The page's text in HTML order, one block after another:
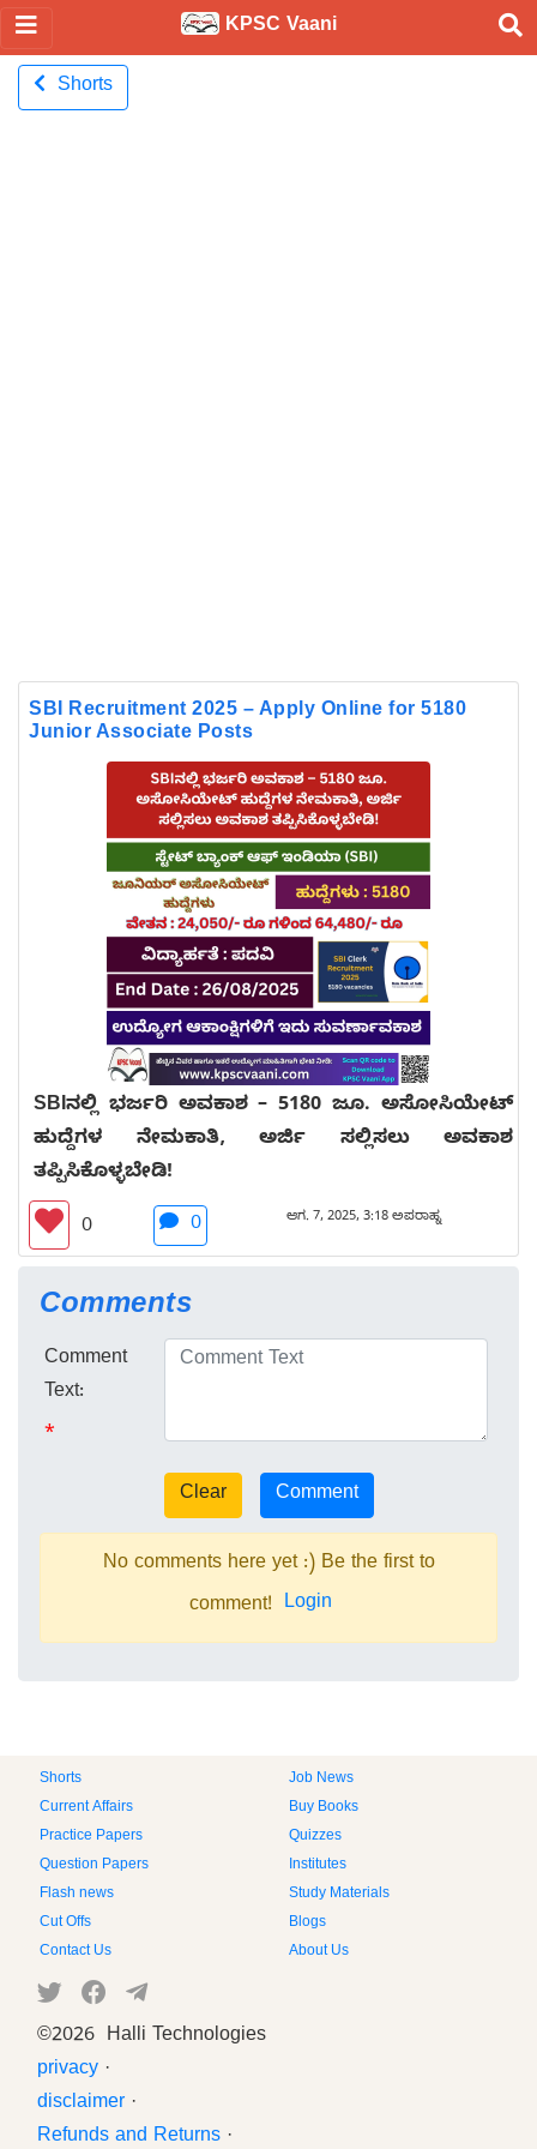
KPSC Vaani
Shorts
SBI Recruitment 2025 – Apply Online for 5180
Junior Associate Posts
SBIನಲ್ಲಿ ಭರ್ಜರಿ ಅವಕಾಶ – 5180 ಜೂ. ಅಸೋಸಿಯೇಟ್
ಹುದ್ದೆಗಳ ನೇಮಕಾತಿ, ಅರ್ಜಿ ಸಲ್ಲಿಸಲು ಅವಕಾಶ
ತಪ್ಪಿಸಿಕೊಳ್ಳಬೇಡಿ!
0 0 ಆಗ. 7, 2025, 3:18 ಅಪರಾಹ್ನ
Comments
Comment
Text:
*
No comments here yet :) Be the first to
comment! Login
Shorts
Job News
Current Affairs
Buy Books
Practice Papers
Quizzes
Question Papers
Institutes
Flash news
Study Materials
Cut Offs
Blogs
Contact Us
About Us
©2026 Halli Technologies
privacy ·
disclaimer ·
Refunds and Returns ·